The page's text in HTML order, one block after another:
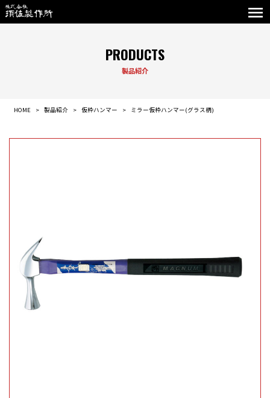
PRODUCTS
製品紹介
HOME 製品紹介 仮枠ハンマー ミラー仮枠ハンマー(グラス柄)